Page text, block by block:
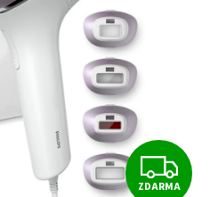
Z
ZDARMA